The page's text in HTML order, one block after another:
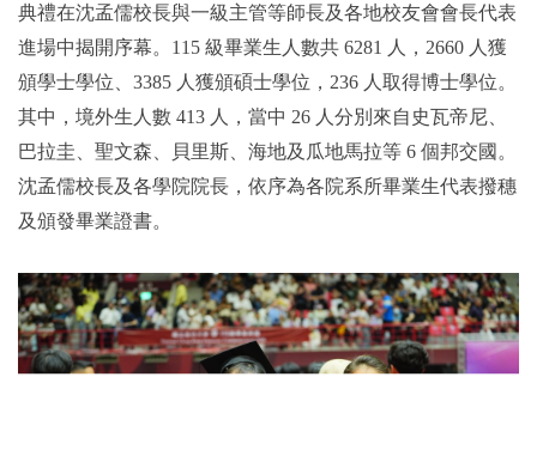
典禮在沈孟儒校長與一級主管等師長及各地校友會會長代表
進場中揭開序幕。115 級畢業生人數共 6281 人，2660 人獲
頒學士學位、3385 人獲頒碩士學位，236 人取得博士學位。
其中，境外生人數 413 人，當中 26 人分別來自史瓦帝尼、
巴拉圭、聖文森、貝里斯、海地及瓜地馬拉等 6 個邦交國。
沈孟儒校長及各學院院長，依序為各院系所畢業生代表撥穗
及頒發畢業證書。